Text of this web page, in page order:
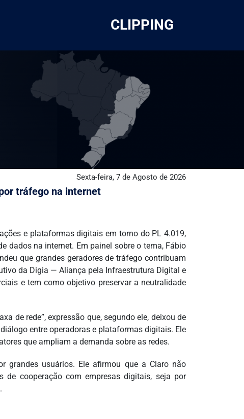
CLIPPING
Sexta-feira, 7 de Agosto de 2026
tráfego na internet
e plataformas digitais em torno do PL 4.019,
dados na internet. Em painel sobre o tema, Fábio
que grandes geradores de tráfego contribuam
da Digia — Aliança pela Infraestrutura Digital e
e tem como objetivo preservar a neutralidade
de rede”, expressão que, segundo ele, deixou de
entre operadoras e plataformas digitais. Ele
que ampliam a demanda sobre as redes.
grandes usuários. Ele afirmou que a Claro não
de cooperação com empresas digitais, seja por